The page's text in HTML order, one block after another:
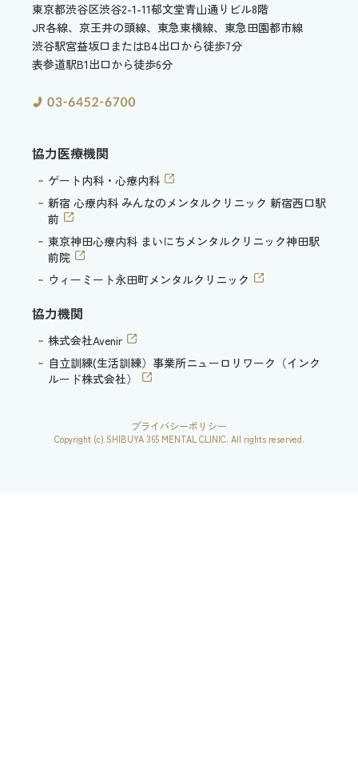
東京都渋谷区渋谷2-1-11郁文堂青山通りビル8階
JR各線、京王井の頭線、東急東横線、東急田園都市線
渋谷駅宮益坂口またはB4出口から徒歩7分
表参道駅B1出口から徒歩6分
協力医療機関
ゲート内科・心療内科
新宿 心療内科 みんなのメンタルクリニック 新宿西口駅
前
東京神田心療内科 まいにちメンタルクリニック神田駅
前院
ウィーミート永田町メンタルクリニック
協力機関
株式会社Avenir
自立訓練(生活訓練）事業所ニューロリワーク（インク
ルード株式会社）
Copyright (c) SHIBUYA 365 MENTAL CLINIC. All rights reserved.
プライバシーポリシー